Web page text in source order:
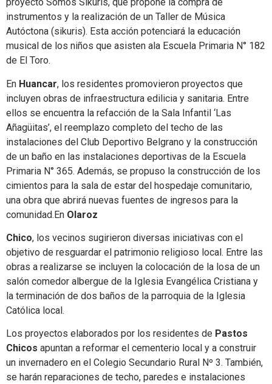
instrumentos y la realización de un Taller de Música
Autóctona (sikuris). Esta acción potenciará la educación
musical de los niños que asisten ala Escuela Primaria N° 182
de El Toro.
En Huancar, los residentes promovieron proyectos que
incluyen obras de infraestructura edilicia y sanitaria. Entre
ellos se encuentra la refacción de la Sala Infantil ‘Las
Añagüitas’, el reemplazo completo del techo de las
instalaciones del Club Deportivo Belgrano y la construcción
de un baño en las instalaciones deportivas de la Escuela
Primaria N° 365. Además, se propuso la construcción de los
cimientos para la sala de estar del hospedaje comunitario,
una obra que abrirá nuevas fuentes de ingresos para la
comunidad.En Olaroz
Chico, los vecinos sugirieron diversas iniciativas con el
objetivo de resguardar el patrimonio religioso local. Entre las
obras a realizarse se incluyen la colocación de la losa de un
salón comedor albergue de la Iglesia Evangélica Cristiana y
la terminación de dos baños de la parroquia de la Iglesia
Católica local.
Los proyectos elaborados por los residentes de Pastos
Chicos apuntan a reformar el cementerio local y a construir
un invernadero en el Colegio Secundario Rural Nº 3. También,
se harán reparaciones de techo, paredes e instalaciones